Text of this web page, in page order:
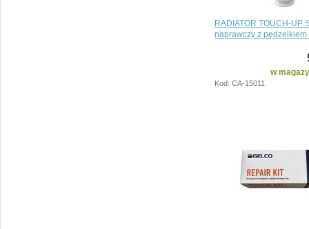
RADIATOR TOUCH-UP
naprawczy z pędzelkiem
w
Kod: CA-15011